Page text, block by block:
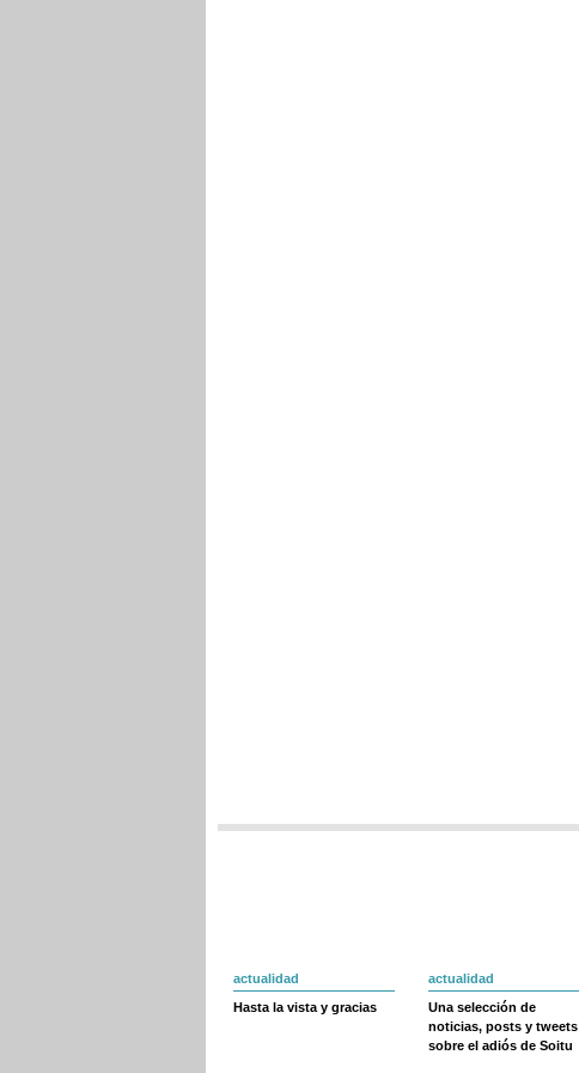
actualidad
Hasta la vista y gracias
actualidad
Una selección de
noticias, posts y tweets
sobre el adiós de Soitu